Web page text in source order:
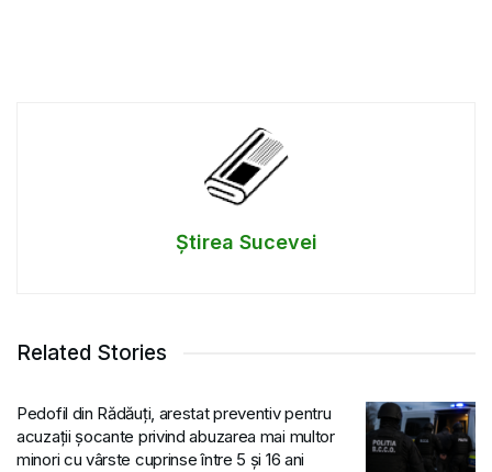
Știrea Sucevei
Related Stories
Pedofil din Rădăuți, arestat preventiv pentru
acuzații șocante privind abuzarea mai multor
minori cu vârste cuprinse între 5 și 16 ani